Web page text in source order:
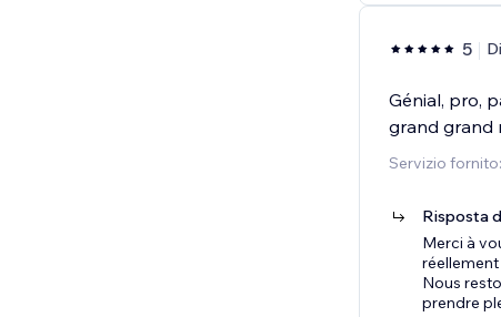
5
Génial, pro,
grand grand
Servizio
Risposta
Merci à
Nous
prendre